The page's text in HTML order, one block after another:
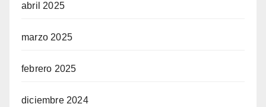
abril 2025
marzo 2025
febrero 2025
diciembre 2024